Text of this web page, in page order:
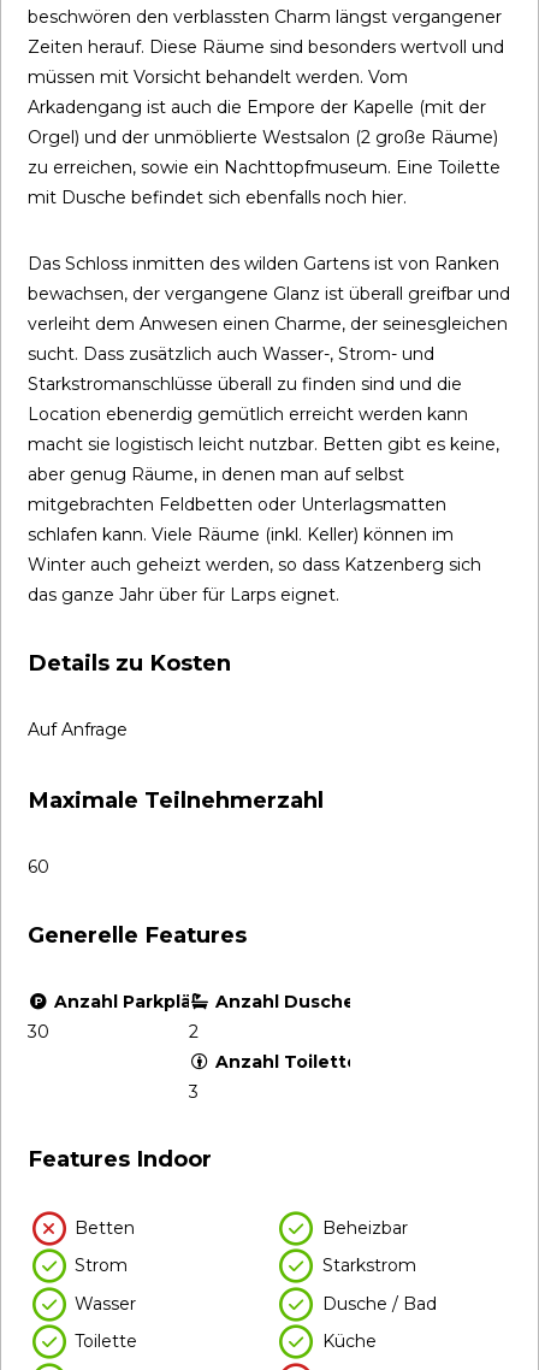
beschwören den verblassten Charm längst vergangener
Zeiten herauf. Diese Räume sind besonders wertvoll und
müssen mit Vorsicht behandelt werden. Vom
Arkadengang ist auch die Empore der Kapelle (mit der
Orgel) und der unmöblierte Westsalon (2 große Räume)
zu erreichen, sowie ein Nachttopfmuseum. Eine Toilette
mit Dusche befindet sich ebenfalls noch hier.
Das Schloss inmitten des wilden Gartens ist von Ranken
bewachsen, der vergangene Glanz ist überall greifbar und
verleiht dem Anwesen einen Charme, der seinesgleichen
sucht. Dass zusätzlich auch Wasser-, Strom- und
Starkstromanschlüsse überall zu finden sind und die
Location ebenerdig gemütlich erreicht werden kann
macht sie logistisch leicht nutzbar. Betten gibt es keine,
aber genug Räume, in denen man auf selbst
mitgebrachten Feldbetten oder Unterlagsmatten
schlafen kann. Viele Räume (inkl. Keller) können im
Winter auch geheizt werden, so dass Katzenberg sich
das ganze Jahr über für Larps eignet.
Details zu Kosten
Auf Anfrage
Maximale Teilnehmerzahl
60
Generelle Features
Anzahl Parkplätze
30
Anzahl Dusche/Bad (Indoor)
2
Anzahl Toiletten (Indoor)
3
Features Indoor
Betten
Beheizbar
Strom
Starkstrom
Wasser
Dusche / Bad
Toilette
Küche